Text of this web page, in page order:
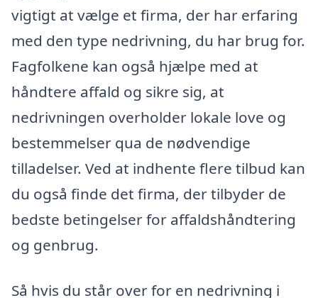
vigtigt at vælge et firma, der har erfaring
med den type nedrivning, du har brug for.
Fagfolkene kan også hjælpe med at
håndtere affald og sikre sig, at
nedrivningen overholder lokale love og
bestemmelser qua de nødvendige
tilladelser. Ved at indhente flere tilbud kan
du også finde det firma, der tilbyder de
bedste betingelser for affaldshåndtering
og genbrug.
Så hvis du står over for en nedrivning i